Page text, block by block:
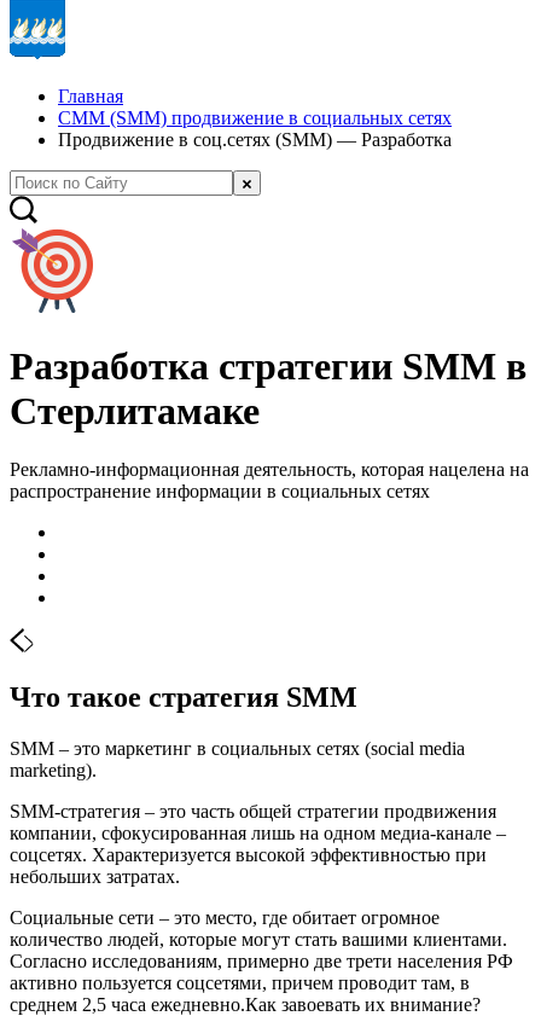
Главная
СММ (SMM) продвижение в социальных сетях
Продвижение в соц.сетях (SMM) — Разработка
Разработка стратегии SMM в
Стерлитамаке
Рекламно-информационная деятельность, которая нацелена на
распространение информации в социальных сетях
Что такое стратегия SMM
SMM – это маркетинг в социальных сетях (social media
marketing).
SMM-стратегия – это часть общей стратегии продвижения
компании, сфокусированная лишь на одном медиа-канале –
соцсетях. Характеризуется высокой эффективностью при
небольших затратах.
Социальные сети – это место, где обитает огромное
количество людей, которые могут стать вашими клиентами.
Согласно исследованиям, примерно две трети населения РФ
активно пользуется соцсетями, причем проводит там, в
среднем 2,5 часа ежедневно.Как завоевать их внимание?